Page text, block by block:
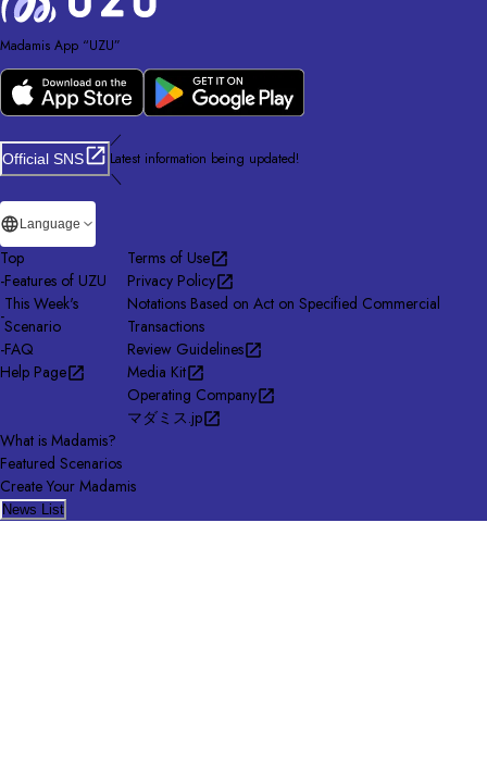
Madamis App “UZU”
Official SNS
／
Latest information being updated!
＼
Language
Top
-Features of UZU
-
This Week's
Scenario
-FAQ
Help Page
Terms of Use
Privacy Policy
Notations Based on Act on Specified Commercial
Transactions
Review Guidelines
Media Kit
Operating Company
マダミス.jp
What is Madamis?
Featured Scenarios
Create Your Madamis
News List